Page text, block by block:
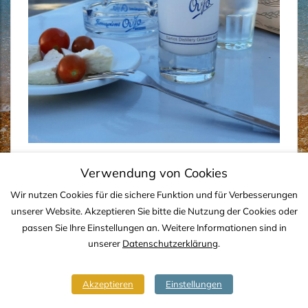
IMPRESSUM DATENSCHUTZ KONTAKT
Copyright © 2020-2026 TJS YACHTING
Verwendung von Cookies
Wir nutzen Cookies für die sichere Funktion und für Verbesserungen
unserer Website. Akzeptieren Sie bitte die Nutzung der Cookies oder
passen Sie Ihre Einstellungen an. Weitere Informationen sind in
unserer Datenschutzerklärung.
Akzeptieren Einstellungen